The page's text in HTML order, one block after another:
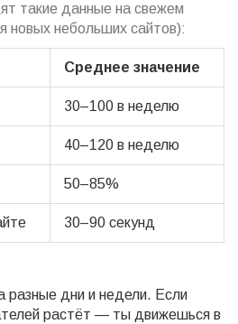
такие данные на свежем
новых небольших сайтов):
Среднее значение
30–100 в неделю
40–120 в неделю
50–85%
30–90 секунд
разные дни и недели. Если
растёт — ты движешься в